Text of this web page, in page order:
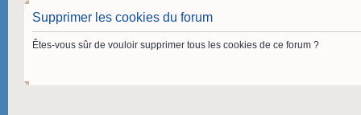
Supprimer les cookies du forum
Êtes-vous sûr de vouloir supprimer tous les cookies de ce forum ?